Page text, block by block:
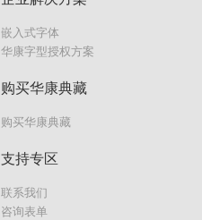
嵌入式字体
华康字型授权方案
购买华康典藏
购买华康典藏
支持专区
联系我们
咨询表单